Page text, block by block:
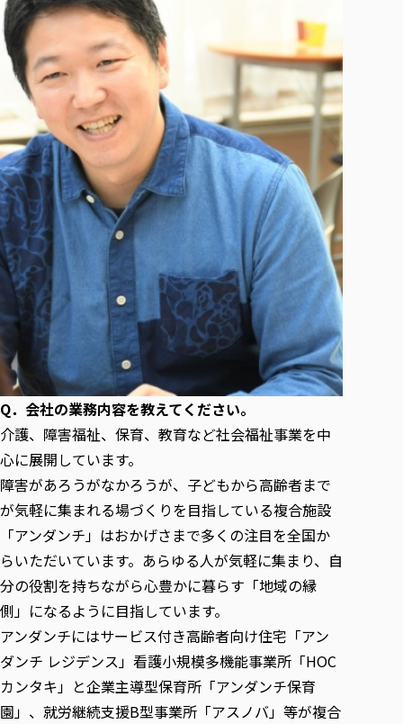
実学臨床教育（総合福祉学部のみ履修可能）
教育実践活動（教育学科学生のみ受講可能）
禅のこころ
学びのサポート
学費（学部学科）
授業料減免・奨学金等
宿舎の紹介
学生生活サポート
学生自主活動支援
社会人学生の育児支援（一時預かり）
学生総合補償制度
スポーツ傷害保険
被災地の子ども支援活動
Q．会社の業務内容を教えてください。
介護、障害福祉、保育、教育など社会福祉事業を中
心に展開しています。
障害があろうがなかろうが、子どもから高齢者まで
が気軽に集まれる場づくりを目指している複合施設
「アンダンチ」はおかげさまで多くの注目を全国か
らいただいています。あらゆる人が気軽に集まり、自
分の役割を持ちながら心豊かに暮らす「地域の縁
側」になるように目指しています。
アンダンチにはサービス付き高齢者向け住宅「アン
ダンチ レジデンス」看護小規模多機能事業所「HOC
カンタキ」と企業主導型保育所「アンダンチ保育
園」、就労継続支援B型事業所「アスノバ」等が複合